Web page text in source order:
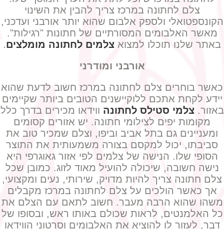
צלם לחתונה במרכז צריך להבין את השינוי
הקונספטואלי ולספק אלבום שהוא יותר אורבני ועדכני,
מאשר האלבומים המסורתיים של חתונות "רגילות".
באתר שלנו תוכלו למצוא צלמים לחתונה מומלצים.
אורבני ומודרני
כאשר בוחרים צלם לחתונה במרכז חשוב לדעת שהוא
יידע לקחת אתכם ללוקיישנים הטובים ביותר שקיימים
באזור.צלמי סטילס לחתונה ווידאו מכירים בדרך כלל
מקומות יפים לצילומי חתונה. יש אזורים קסומים
ומעניינים גם בתל אביב וביפו, וצלם שמכיר טוב את
סביבתו, יכול למקסם בצורה משמעותית את התוצר
הסופי שלו. הנישה של צלמים לפי אזור גאוגרפי היא
נישה חשובה, שיכולה להועיל מאוד לזוג. כמובן שכל
צלם חתונה צריך להיות מדויק, שירותי, נעים ומקצועי,
אך כאשר הולכים על צלם לחתונה במרכז מקבלים
משהו שהוא הרבה מעבר. חשוב לתאם עם הצלם את
כל האלמנטים, לראות שכולם באותו ראש, ובסופו של
דבר, לעזור לו להוציא את האלבומים וסרטוני הווידאו